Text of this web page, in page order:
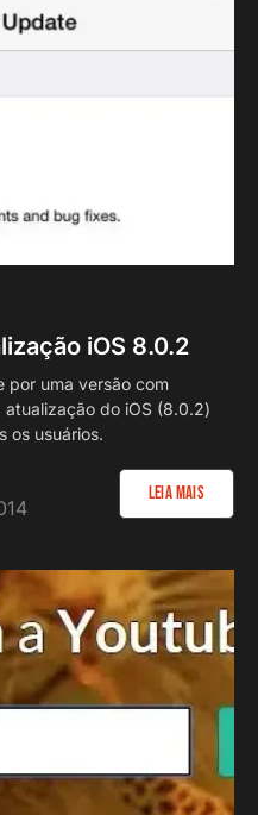
iOS 8.0.2
por uma versão com
do iOS (8.0.2)
os usuários.
Leia Mais